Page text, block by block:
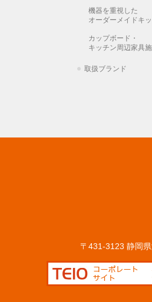
機器を重視した
オーダーメイドキ
カップボード・
キッチン周辺家具
取扱ブランド
〒431-3123 静岡